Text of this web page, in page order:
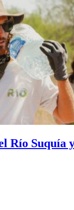
Río Suquía